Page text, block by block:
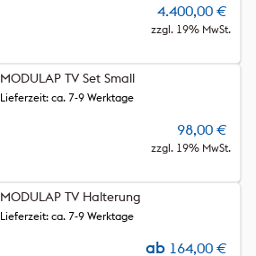
4.400,00 €
zzgl. 19% MwSt.
MODULAP TV Set Small
98,00 €
zzgl. 19% MwSt.
Lieferzeit: ca. 7-9 Werktage
MODULAP TV Halterung
Lieferzeit: ca. 7-9 Werktage
ab 164,00 €